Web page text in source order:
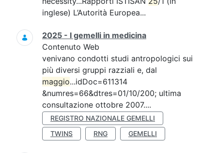
inglese) L’Autorità Europea...
2025 - I gemelli in medicina
Contenuto Web
venivano condotti studi antropologici sui
più diversi gruppi razziali e, dal
maggio...idDoc=611314
&numres=66&dtres=01/10/200; ultima
consultazione ottobre 2007....
REGISTRO NAZIONALE GEMELLI
TWINS
RNG GEMELLI